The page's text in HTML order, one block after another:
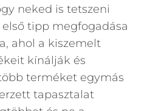
neked is tetszeni
tipp megfogadása
ahol a kiszemelt
kínálják és
terméket egymás
tapasztalat